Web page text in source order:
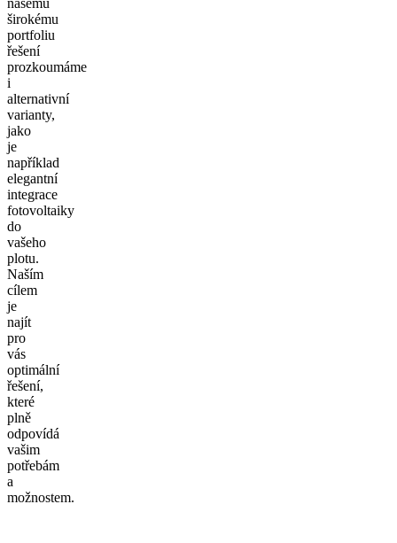
našemu
širokému
portfoliu
řešení
prozkoumáme
i
alternativní
varianty,
jako
je
například
elegantní
integrace
fotovoltaiky
do
vašeho
plotu.
Naším
cílem
je
najít
pro
vás
optimální
řešení,
které
plně
odpovídá
vašim
potřebám
a
možnostem.